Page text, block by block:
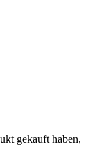
gekauft haben,